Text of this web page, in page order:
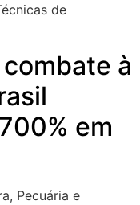
de
à
em
Pecuária e